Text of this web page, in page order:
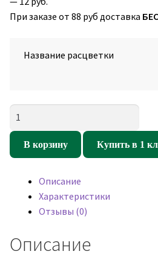
212,50руб..
При заказе от 88 руб доставка
Название расцветки
Кресло
пуфик
Салатовая
(экокожа)
В корзину Купить в 1
Описание
Характеристики
Отзывы (0)
Описание